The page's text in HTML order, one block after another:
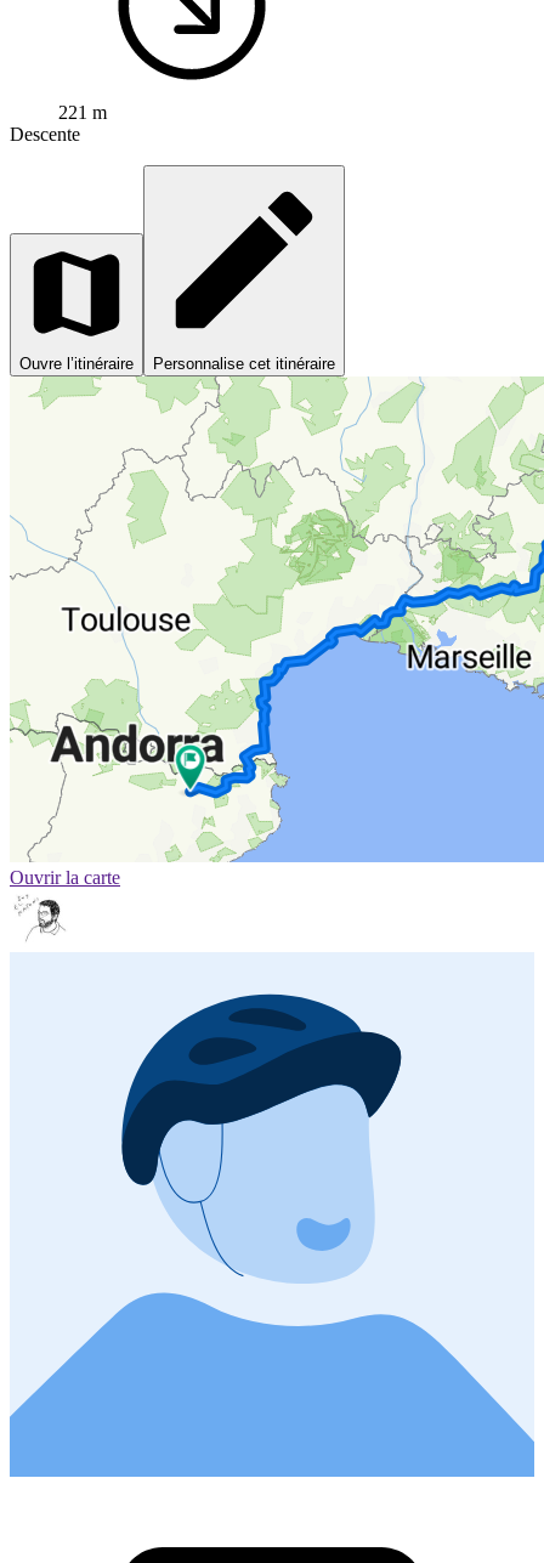
221 m
Descente
Ouvre l’itinéraire Personnalise cet itinéraire
Ouvrir la carte